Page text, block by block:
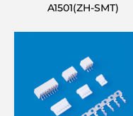
A1501(ZH-SMT)